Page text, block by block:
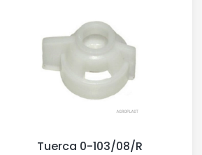
Tuerca 0-103/08/R